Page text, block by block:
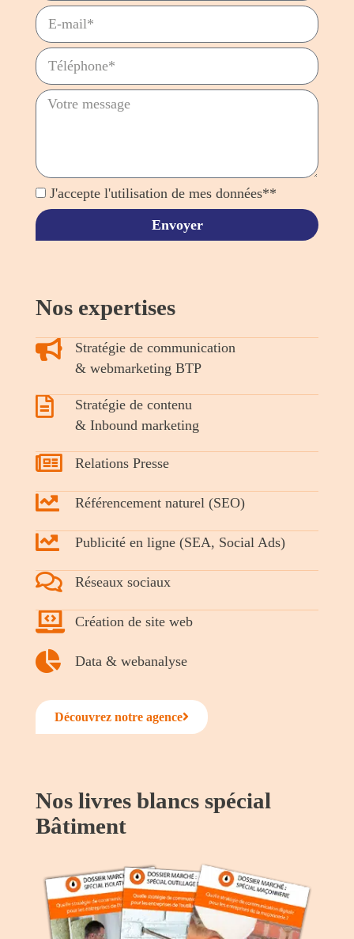
J'accepte l'utilisation de mes données**
Envoyer
Nos expertises
Stratégie de communication
& webmarketing BTP
Stratégie de contenu
& Inbound marketing
Relations Presse
Référencement naturel (SEO)
Publicité en ligne (SEA, Social Ads)
Réseaux sociaux
Création de site web
Data & webanalyse
Découvrez notre agence
Nos livres blancs spécial
Bâtiment